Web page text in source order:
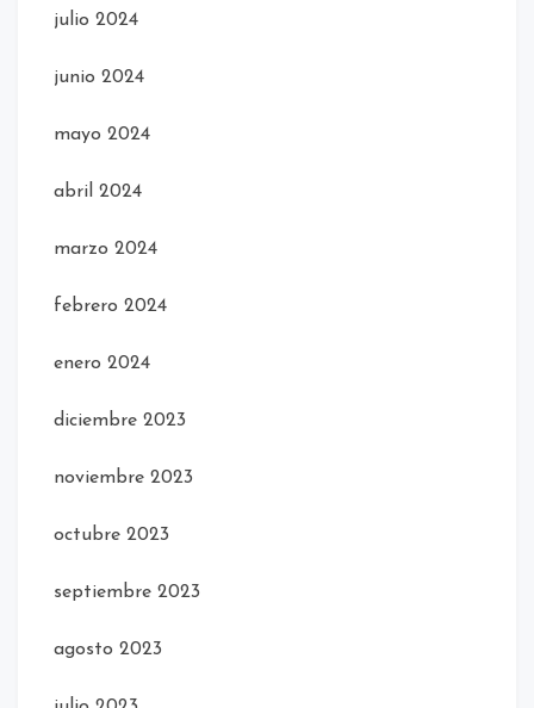
julio 2024
junio 2024
mayo 2024
abril 2024
marzo 2024
febrero 2024
enero 2024
diciembre 2023
noviembre 2023
octubre 2023
septiembre 2023
agosto 2023